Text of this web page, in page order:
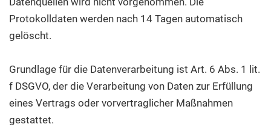
Protokolldaten werden nach 14 Tagen automatisch
gelöscht.
Grundlage für die Datenverarbeitung ist Art. 6 Abs. 1 lit.
f DSGVO, der die Verarbeitung von Daten zur Erfüllung
eines Vertrags oder vorvertraglicher Maßnahmen
gestattet.